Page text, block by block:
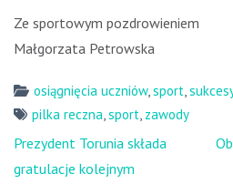
Ze sportowym pozdrowieniem
Małgorzata Petrowska
osiągnięcia uczniów,sport,
pilka reczna,sport, zawody
Nawigacja
wpisu
Prezydent Torunia składa
gratulacje kolejnym